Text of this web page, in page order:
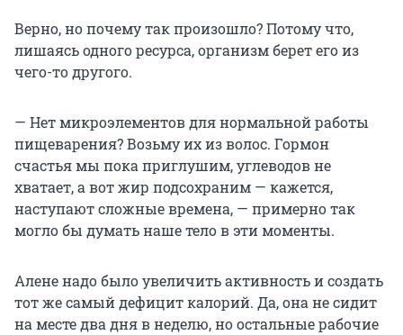
Верно, но почему так произошло? Потому что,
лишаясь одного ресурса, организм берет его из
чего-то другого.
— Нет микроэлементов для нормальной работы
пищеварения? Возьму их из волос. Гормон
счастья мы пока приглушим, углеводов не
хватает, а вот жир подсохраним — кажется,
наступают сложные времена, — примерно так
могло бы думать наше тело в эти моменты.
Алене надо было увеличить активность и создать
тот же самый дефицит калорий. Да, она не сидит
на месте два дня в неделю, но остальные рабочие